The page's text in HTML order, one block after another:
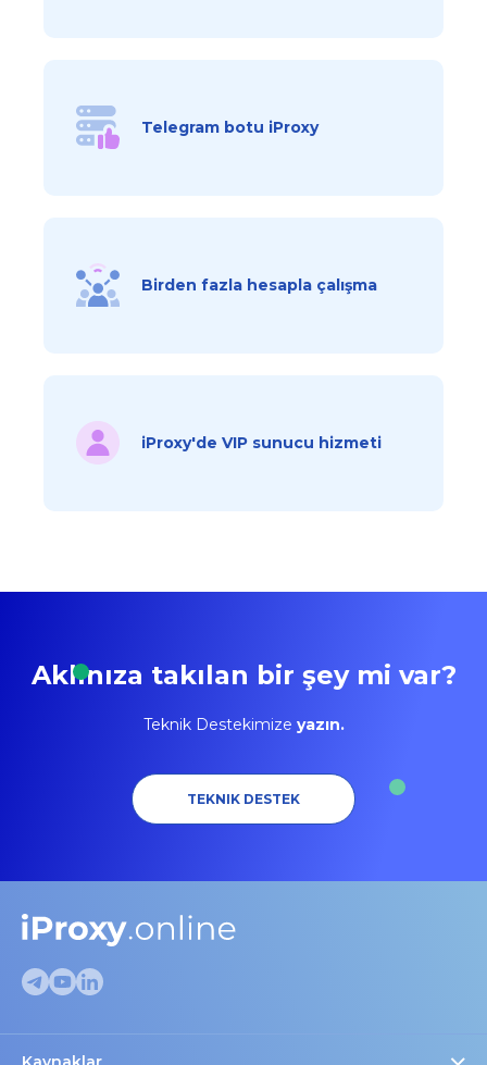
Telegram botu iProxy
Birden fazla hesapla çalışma
iProxy'de VIP sunucu hizmeti
Aklınıza takılan bir şey mi var?
Teknik Destekimize yazın.
TEKNIK DESTEK